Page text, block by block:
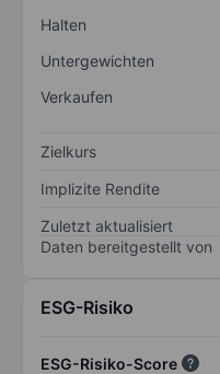
Halten
Untergewichten
Verkaufen
Zielkurs
Implizite Rendite
Zuletzt aktualisiert
Daten bereitgestellt von
ESG-Risiko
ESG-Risiko-Score